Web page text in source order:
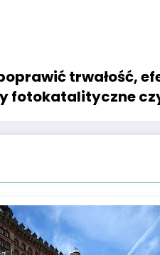
trwałość,
fotokatalityczne